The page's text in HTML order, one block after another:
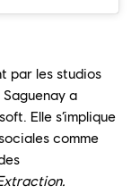
par les studios
a
Elle s’implique
comme